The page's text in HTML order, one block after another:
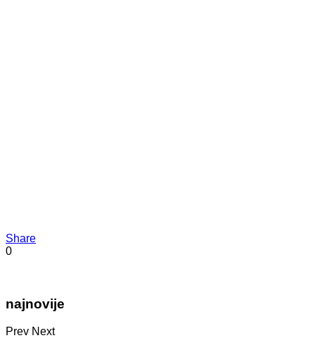
Share
0
najnovije
Prev Next